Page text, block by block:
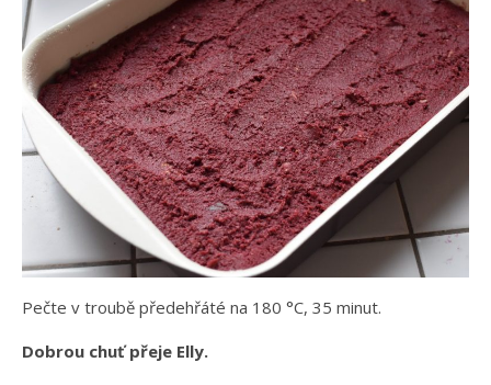
Pečte v troubě předehřáté na 180 °C, 35 minut.
Dobrou chuť přeje Elly.